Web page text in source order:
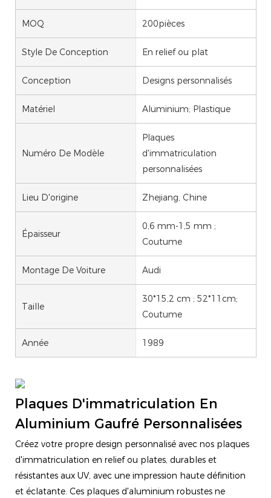
MOQ 200pièces
Style De Conception En relief ou plat
Conception Designs personnalisés
Matériel Aluminium; Plastique
Numéro De Modèle
Plaques
d'immatriculation
personnalisées
Lieu D'origine Zhejiang, Chine
Épaisseur
0,6 mm-1,5 mm ;
Coutume
Montage De Voiture Audi
Taille
30*15,2 cm ; 52*11cm;
Coutume
Année 1989
Plaques D'immatriculation En
Aluminium Gaufré Personnalisées
Créez votre propre design personnalisé avec nos plaques
d'immatriculation en relief ou plates, durables et
résistantes aux UV, avec une impression haute définition
et éclatante. Ces plaques d'aluminium robustes ne